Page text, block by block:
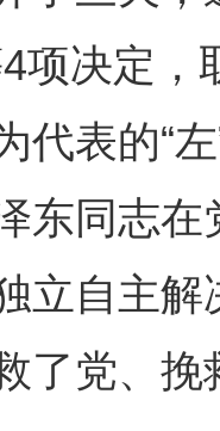
项决定
代表的“
东同志
立自主
了党、